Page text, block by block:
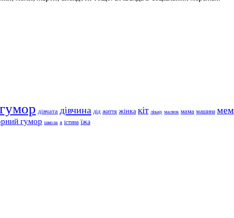
гумор дівчата дівчина дід життя жінка кіт лікар малюк мама машина мем
гумор школа я істина їжа